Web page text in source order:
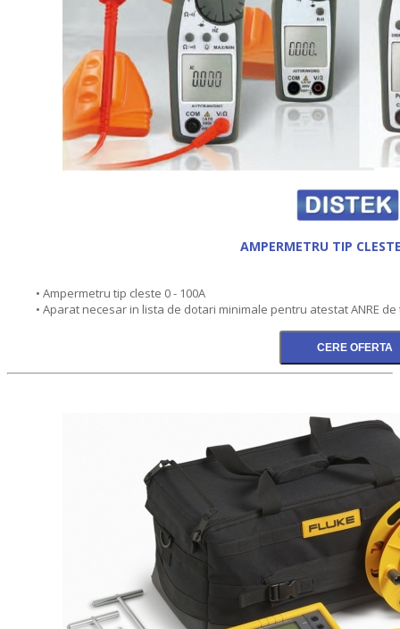
AMPERMETRU TIP
• Ampermetru tip cleste 0 - 100A
• Aparat necesar in lista de dotari minimale pentru atestat ANRE de